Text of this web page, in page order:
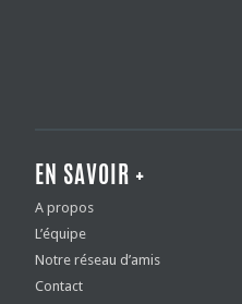
EN SAVOIR +
A propos
L’équipe
Notre réseau d’amis
Contact